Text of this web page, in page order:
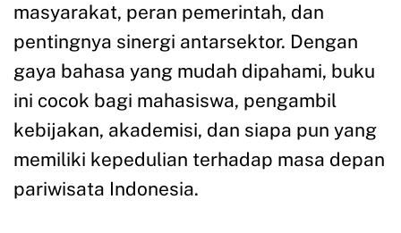
masyarakat, peran pemerintah, dan
pentingnya sinergi antarsektor. Dengan
gaya bahasa yang mudah dipahami, buku
ini cocok bagi mahasiswa, pengambil
kebijakan, akademisi, dan siapa pun yang
memiliki kepedulian terhadap masa depan
pariwisata Indonesia.